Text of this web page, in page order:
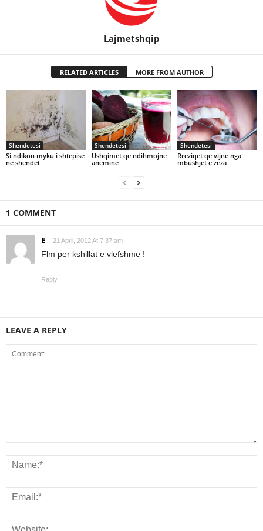
Lajmetshqip
RELATED ARTICLES MORE FROM AUTHOR
Shendetesi
Si ndikon myku i shtepise
ne shendet
Shendetesi
Ushqimet qe ndihmojne
anemine
Shendetesi
Rreziqet qe vijne nga
mbushjet e zeza
1 COMMENT
E 21 April, 2012 At 7:37 am
Flm per kshillat e vlefshme !
Reply
LEAVE A REPLY